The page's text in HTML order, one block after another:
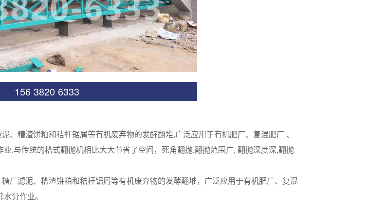
156 3820 6333
糟渣饼粕和秸杆锯屑等有机废弃物的发酵翻堆,广泛应用于有机肥厂、复混肥厂 、
,与传统的槽式翻抛机相比大大节省了空间，死角翻抛,翻抛范围广, 翻抛深度深,翻抛
滤泥、糟渣饼粕和秸杆锯屑等有机废弃物的发酵翻堆，广泛应用于有机肥厂、复混
分作业。